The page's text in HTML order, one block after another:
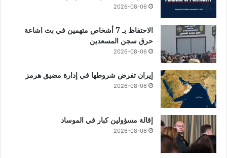
2026-08-06
الاحتفاظ بـ 7 أشخاص متهمين في بث اشاعة
حرق سجن المسعدين
2026-08-06
إيران تفرض شروطها في إدارة مضيق هرمز
2026-08-06
إقالة مسؤولين كبار في الموساد
2026-08-06